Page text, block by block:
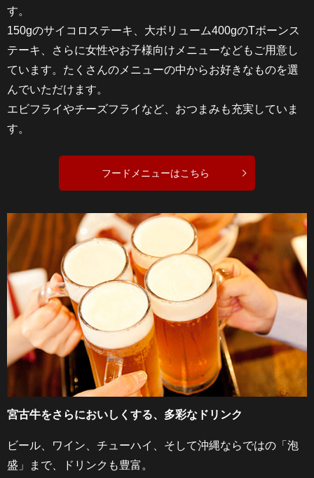
す。
150gのサイコロステーキ、大ボリューム400gのTボーンス
テーキ、さらに女性やお子様向けメニューなどもご用意し
ています。たくさんのメニューの中からお好きなものを選
んでいただけます。
エビフライやチーズフライなど、おつまみも充実していま
す。
フードメニューはこちら
宮古牛をさらにおいしくする、多彩なドリンク
ビール、ワイン、チューハイ、そして沖縄ならではの「泡
盛」まで、ドリンクも豊富。